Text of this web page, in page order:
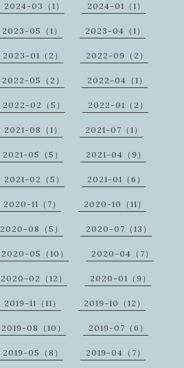
2024-03（1） 2024-01（1）
2023-05（1） 2023-04（1）
2023-01（2） 2022-09（2）
2022-05（2） 2022-04（1）
2022-02（5） 2022-01（2）
2021-08（1） 2021-07（1）
2021-05（5） 2021-04（9）
2021-02（5） 2021-01（6）
2020-11（7） 2020-10（11）
2020-08（5） 2020-07（13）
2020-05（10） 2020-04（7）
2020-02（12） 2020-01（9）
2019-11（11） 2019-10（12）
2019-08（10） 2019-07（6）
2019-05（8） 2019-04（7）